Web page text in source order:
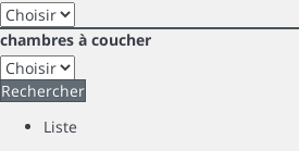
chambres à coucher
Rechercher
Liste